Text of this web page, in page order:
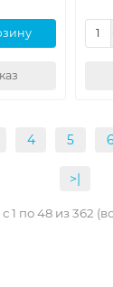
4 5 6
>|
1 по 48 из 362